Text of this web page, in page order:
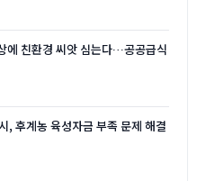
에 친환경 씨앗 심는다…공공급식
, 후계농 육성자금 부족 문제 해결